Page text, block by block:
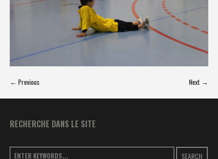
← Previous Next →
RECHERCHE DANS LE SITE
SEARCH